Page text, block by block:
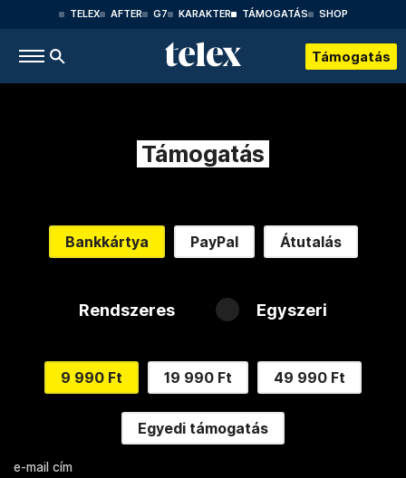
TELEX AFTER G7 KARAKTER TÁMOGATÁS SHOP
Támogatás
Támogatás
Bankkártya PayPal Átutalás
Rendszeres Egyszeri
9 990 Ft 19 990 Ft 49 990 Ft
Egyedi támogatás
e-mail cím